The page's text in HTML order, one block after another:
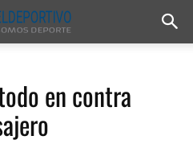
en contra